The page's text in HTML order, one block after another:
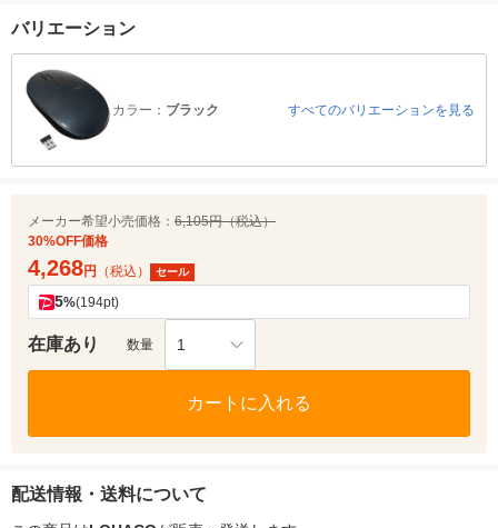
バリエーション
カラー： ブラック すべてのバリエーションを見る
メーカー希望小売価格： 6,105円（税込）
30%OFF価格
4,268円 （税込） セール
5%(194pt)
在庫あり 数量 1
カートに入れる
配送情報・送料について